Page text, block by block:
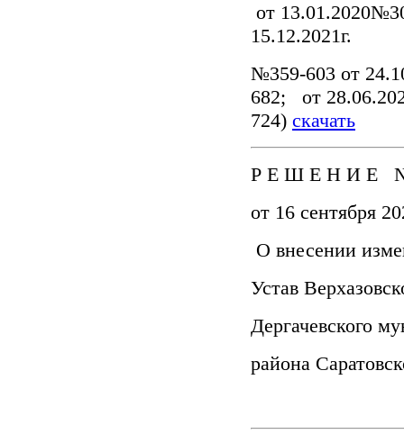
от
15.12.2021г.
№359-603 от
682; от
724) скачать
Р Е Ш Е Н И Е №
от 16 сентября
О внесении
Устав
Дергачевского
района